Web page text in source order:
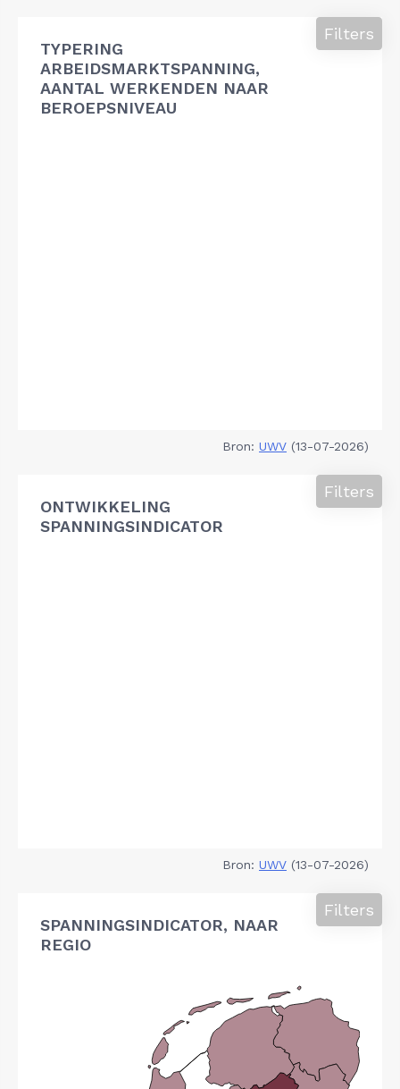
TYPERING
ARBEIDSMARKTSPANNING,
AANTAL WERKENDEN NAAR
BEROEPSNIVEAU
Filters
Bron: UWV (13-07-2026)
ONTWIKKELING
SPANNINGSINDICATOR
Filters
Bron: UWV (13-07-2026)
SPANNINGSINDICATOR, NAAR
REGIO
Filters